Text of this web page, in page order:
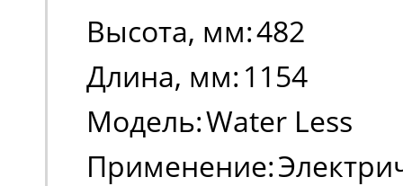
Высота, мм:482
Длина, мм: 1154
Модель:Water Less
Применение: